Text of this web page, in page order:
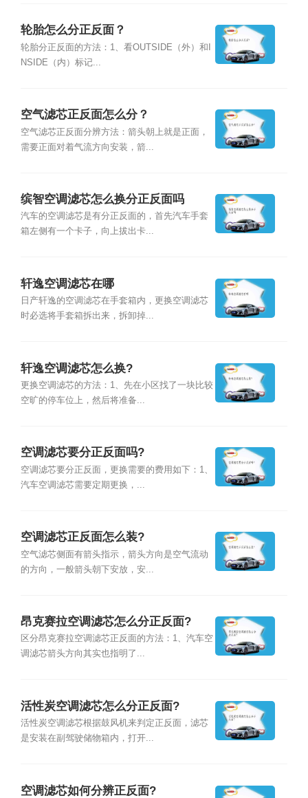
轮胎怎么分正反面？
轮胎分正反面的方法：1、看OUTSIDE（外）和I
NSIDE（内）标记...
空气滤芯正反面怎么分？
空气滤芯正反面分辨方法：箭头朝上就是正面，
需要正面对着气流方向安装，箭...
缤智空调滤芯怎么换分正反面吗
汽车的空调滤芯是有分正反面的，首先汽车手套
箱左侧有一个卡子，向上拔出卡...
轩逸空调滤芯在哪
日产轩逸的空调滤芯在手套箱内，更换空调滤芯
时必选将手套箱拆出来，拆卸掉...
轩逸空调滤芯怎么换?
更换空调滤芯的方法：1、先在小区找了一块比较
空旷的停车位上，然后将准备...
空调滤芯要分正反面吗?
空调滤芯要分正反面，更换需要的费用如下：1、
汽车空调滤芯需要定期更换，...
空调滤芯正反面怎么装?
空气滤芯侧面有箭头指示，箭头方向是空气流动
的方向，一般箭头朝下安放，安...
昂克赛拉空调滤芯怎么分正反面?
区分昂克赛拉空调滤芯正反面的方法：1、汽车空
调滤芯箭头方向其实也指明了...
活性炭空调滤芯怎么分正反面?
活性炭空调滤芯根据鼓风机来判定正反面，滤芯
是安装在副驾驶储物箱内，打开...
空调滤芯如何分辨正反面?